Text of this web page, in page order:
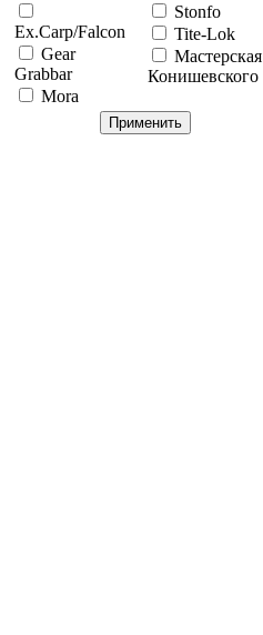
Ex.Carp/Falcon
Gear
Grabbar
Mora
Stonfo
Tite-Lok
Мастерская
Конишевского